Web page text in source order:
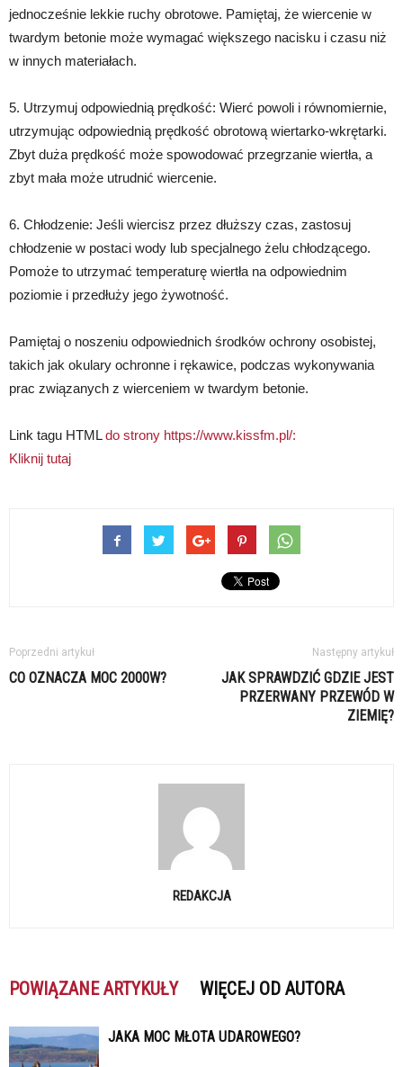
jednocześnie lekkie ruchy obrotowe. Pamiętaj, że wiercenie w
twardym betonie może wymagać większego nacisku i czasu niż
w innych materiałach.
5. Utrzymuj odpowiednią prędkość: Wierć powoli i równomiernie,
utrzymując odpowiednią prędkość obrotową wiertarko-wkrętarki.
Zbyt duża prędkość może spowodować przegrzanie wiertła, a
zbyt mała może utrudnić wiercenie.
6. Chłodzenie: Jeśli wiercisz przez dłuższy czas, zastosuj
chłodzenie w postaci wody lub specjalnego żelu chłodzącego.
Pomoże to utrzymać temperaturę wiertła na odpowiednim
poziomie i przedłuży jego żywotność.
Pamiętaj o noszeniu odpowiednich środków ochrony osobistej,
takich jak okulary ochronne i rękawice, podczas wykonywania
prac związanych z wierceniem w twardym betonie.
Link tagu HTMLdo strony https://www.kissfm.pl/:
Kliknij tutaj
Poprzedni artykuł
CO OZNACZA MOC 2000W?
Następny artykuł
JAK SPRAWDZIĆ GDZIE JEST
PRZERWANY PRZEWÓD W
ZIEMIĘ?
REDAKCJA
POWIĄZANE ARTYKUŁY WIĘCEJ OD AUTORA
JAKA MOC MŁOTA UDAROWEGO?